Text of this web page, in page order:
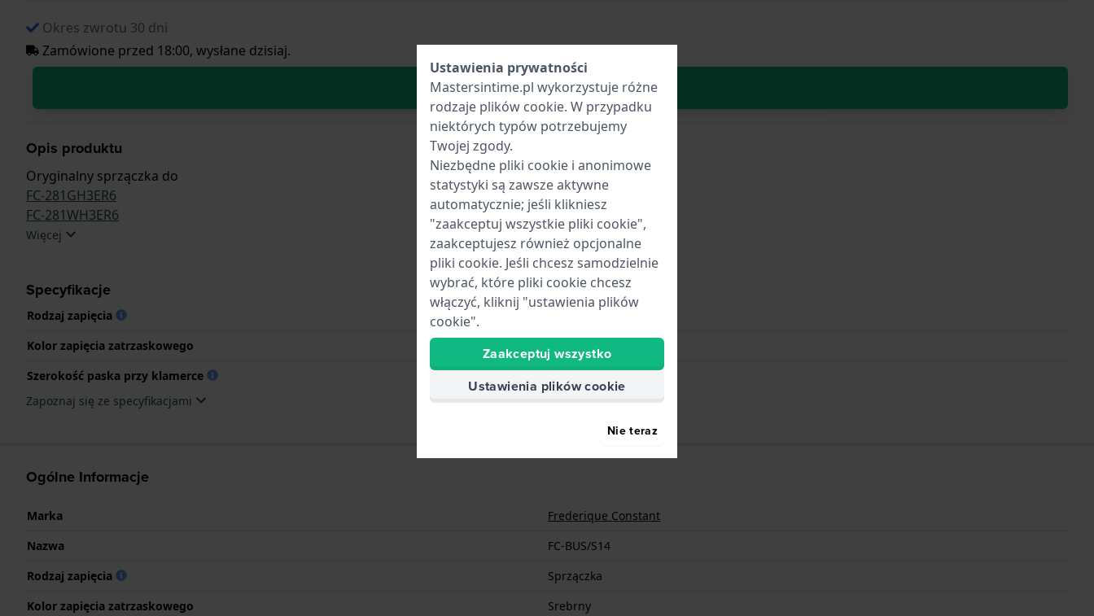
Okres zwrotu 30 dni
Zamówione przed 18:00, wysłane dzisiaj.
W Koszyku
Opis produktu
Oryginalny sprzączka do
FC-281GH3ER6
FC-281WH3ER6
Więcej
Specyfikacje
Rodzaj zapięcia
Sprzączka
Kolor zapięcia zatrzaskowego
Srebrny
Szerokość paska przy klamerce
14 mm
Zapoznaj się ze specyfikacjami
Ogólne Informacje
Marka
Frederique Constant
Nazwa
FC-BUS/S14
Rodzaj zapięcia
Sprzączka
Kolor zapięcia zatrzaskowego
Srebrny
Ustawienia prywatności
Mastersintime.pl wykorzystuje różne
rodzaje plików cookie. W przypadku
niektórych typów potrzebujemy
Twojej zgody.
Niezbędne pliki cookie i anonimowe
statystyki są zawsze aktywne
automatycznie; jeśli klikniesz
"zaakceptuj wszystkie pliki cookie",
zaakceptujesz również opcjonalne
pliki cookie. Jeśli chcesz samodzielnie
wybrać, które pliki cookie chcesz
włączyć, kliknij "ustawienia plików
cookie".
Zaakceptuj wszystko
Ustawienia plików cookie
Nie teraz